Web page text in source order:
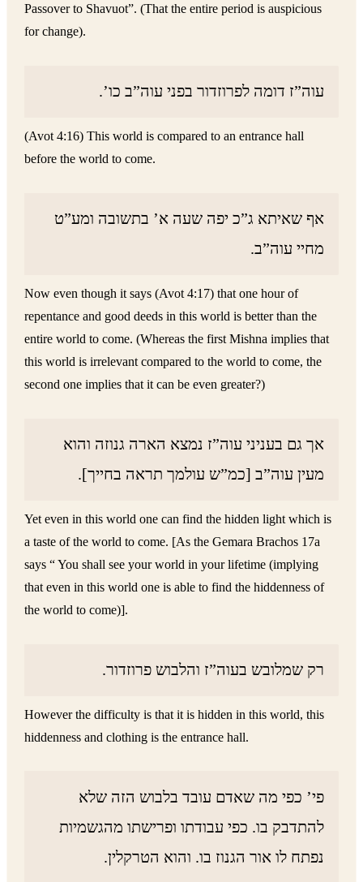
Passover to Shavuot”. (That the entire period is auspicious
for change).
עוה”ז דומה לפרוזדור בפני עוה”ב כו’.
(Avot 4:16) This world is compared to an entrance hall
before the world to come.
אף שאיתא ג”כ יפה שעה א’ בתשובה ומע”ט
מחיי עוה”ב.
Now even though it says (Avot 4:17) that one hour of
repentance and good deeds in this world is better than the
entire world to come. (Whereas the first Mishna implies that
this world is irrelevant compared to the world to come, the
second one implies that it can be even greater?)
אך גם בעניני עוה”ז נמצא הארה גנוזה והוא
מעין עוה”ב [כמ”ש עולמך תראה בחייך].
Yet even in this world one can find the hidden light which is
a taste of the world to come. [As the Gemara Brachos 17a
says “ You shall see your world in your lifetime (implying
that even in this world one is able to find the hiddenness of
the world to come)].
רק שמלובש בעוה”ז והלבוש פרוזדור.
However the difficulty is that it is hidden in this world, this
hiddenness and clothing is the entrance hall.
פי’ כפי מה שאדם עובד בלבוש הזה שלא
להתדבק בו. כפי עבודתו ופרישתו מהגשמיות
נפתח לו אור הגנוז בו. והוא הטרקלין.